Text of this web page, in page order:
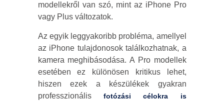
modellekről van szó, mint az iPhone Pro
vagy Plus változatok.
Az egyik leggyakoribb probléma, amellyel
az iPhone tulajdonosok találkozhatnak, a
kamera meghibásodása. A Pro modellek
esetében ez különösen kritikus lehet,
hiszen ezek a készülékek gyakran
professzionális fotózási célokra is